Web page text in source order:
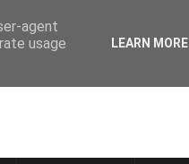
agent
usage
LEARN MORE